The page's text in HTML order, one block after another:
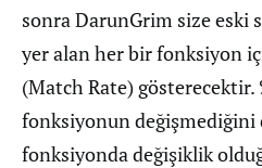
sonra DarunGrim size eski
yer alan her bir fonksiyon
(Match Rate) gösterecektir.
fonksiyonun değişmediğini
fonksiyonda değişiklik